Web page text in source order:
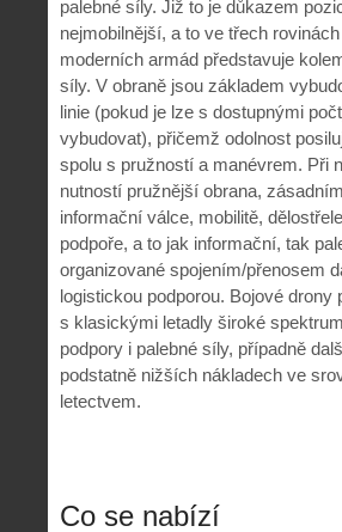
palebné síly. Již to je důkazem
nejmobilnější, a to ve třech
moderních armád představuje
síly. V obraně jsou základem
linie (pokud je lze s dostupnými
vybudovat), přičemž odolnost
spolu s pružností a manévrem. Při
nutností pružnější obrana,
informační válce, mobilitě,
podpoře, a to jak informační, tak
organizované spojením/přenosem
logistickou podporou. Bojové
s klasickými letadly široké
podpory i palebné síly, případně
podstatně nižších nákladech ve
letectvem.
Co se nabízí